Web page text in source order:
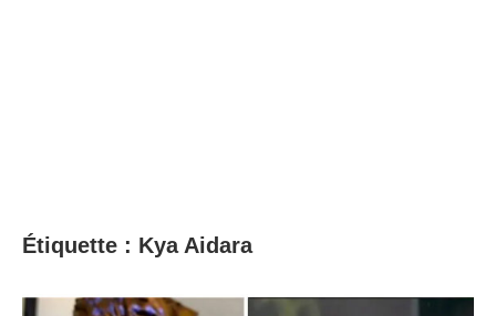
Étiquette : Kya Aidara